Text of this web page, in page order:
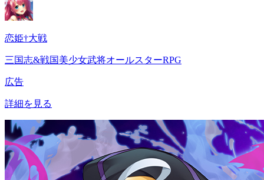
恋姫†大戦
三国志&戦国美少女武将オールスターRPG
広告
詳細を見る